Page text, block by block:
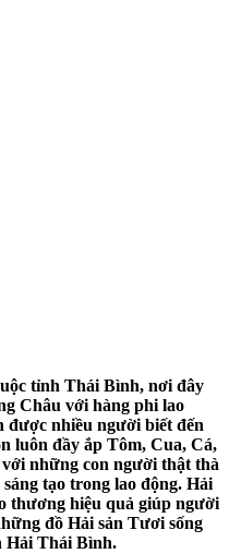
tỉnh Thái Bình, nơi đây
Châu với hàng phi lao
được nhiều người biết đến
luôn đầy ắp Tôm, Cua, Cá,
những con người thật thà
tạo trong lao động. Hải
thương hiệu quả giúp người
đồ Hải sản Tươi sống
Hải Thái Bình.